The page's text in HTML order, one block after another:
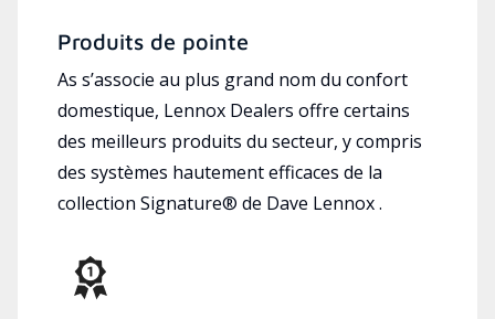
Produits de pointe
As s’associe au plus grand nom du confort
domestique, Lennox Dealers offre certains
des meilleurs produits du secteur, y compris
des systèmes hautement efficaces de la
collection Signature® de Dave Lennox .